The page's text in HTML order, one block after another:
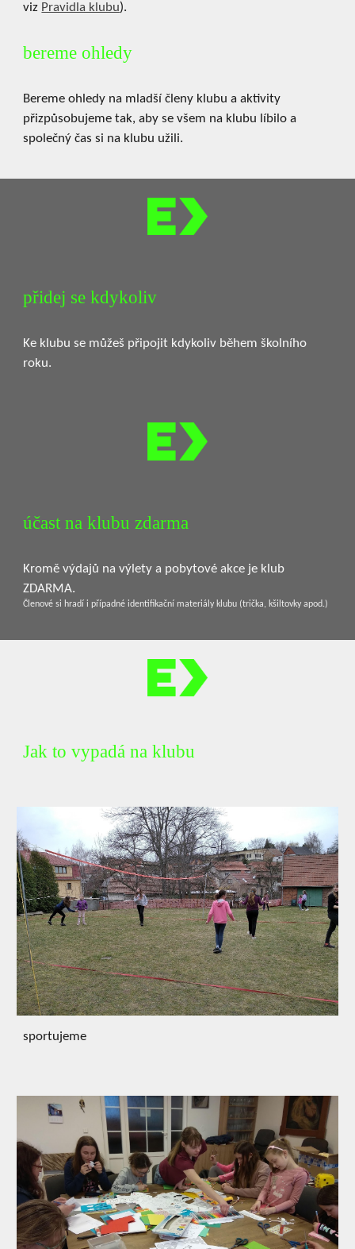
viz Pravidla klubu).
bereme ohledy
Bereme ohledy na mladší členy klubu a aktivity
přizpůsobujeme tak, aby se všem na klubu líbilo a
společný čas si na klubu užili.
přidej se kdykoliv
Ke klubu se můžeš připojit kdykoliv během školního
roku.
účast na klubu zdarma
Kromě výdajů na výlety a pobytové akce je klub
ZDARMA.
Členové si hradí i případné identifikační materiály klubu (trička, kšiltovky apod.)
Jak to vypadá na klubu
sportujeme